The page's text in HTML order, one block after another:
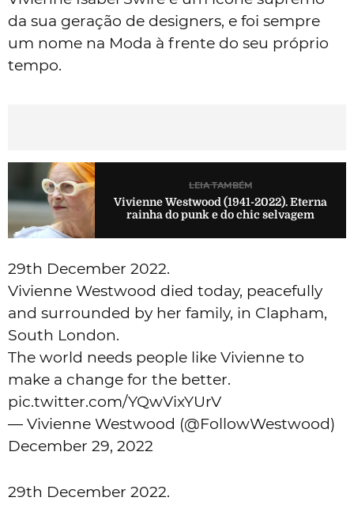
da sua geração de designers, e foi sempre
um nome na Moda à frente do seu próprio
tempo.
LEIA TAMBÉM
Vivienne Westwood (1941-2022). Eterna
rainha do punk e do chic selvagem
29th December 2022.
Vivienne Westwood died today, peacefully
and surrounded by her family, in Clapham,
South London.
The world needs people like Vivienne to
make a change for the better.
pic.twitter.com/YQwVixYUrV
— Vivienne Westwood (@FollowWestwood)
December 29, 2022
29th December 2022.